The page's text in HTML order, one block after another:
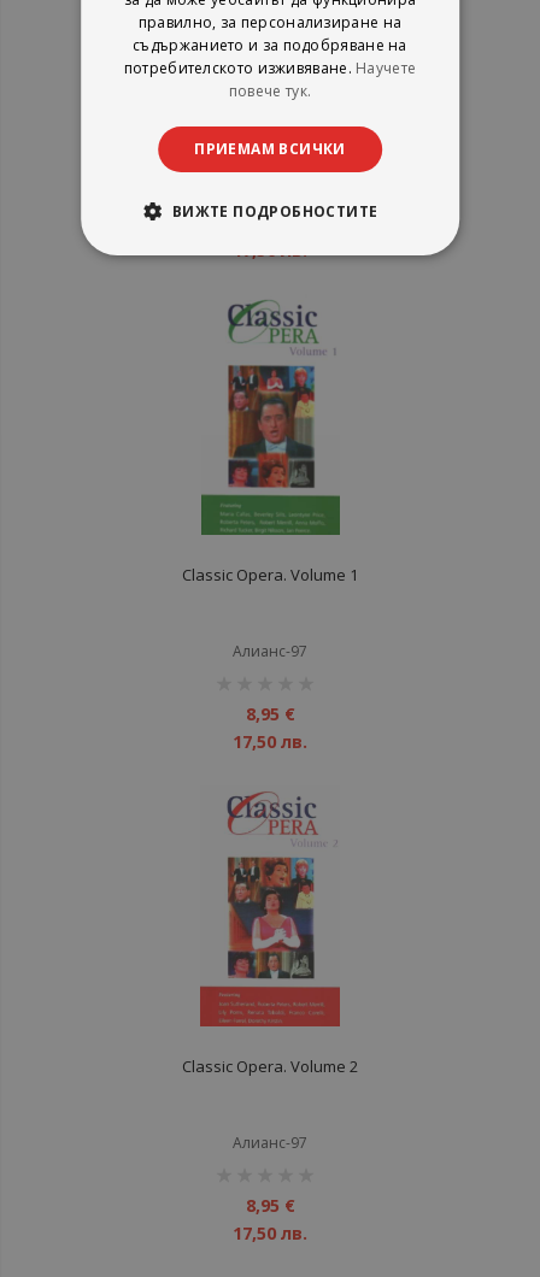
Comedy Classics of the 60`s
Алианс-97
1%
8,95 €
17,50 лв.
Classic Opera. Volume 1
Алианс-97
8,95 €
17,50 лв.
Classic Opera. Volume 2
Алианс-97
8,95 €
17,50 лв.
правилно, за персонализиране на
съдържанието и за подобряване на
потребителското изживяване. Научете
повече тук.
ПРИЕМАМ ВСИЧКИ
ВИЖТЕ ПОДРОБНОСТИТЕ